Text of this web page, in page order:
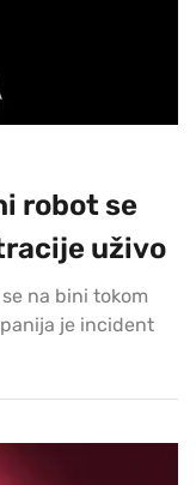
robot se
uživo
na bini tokom
je incident